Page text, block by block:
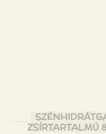
ZSÍRTARTALMÚ